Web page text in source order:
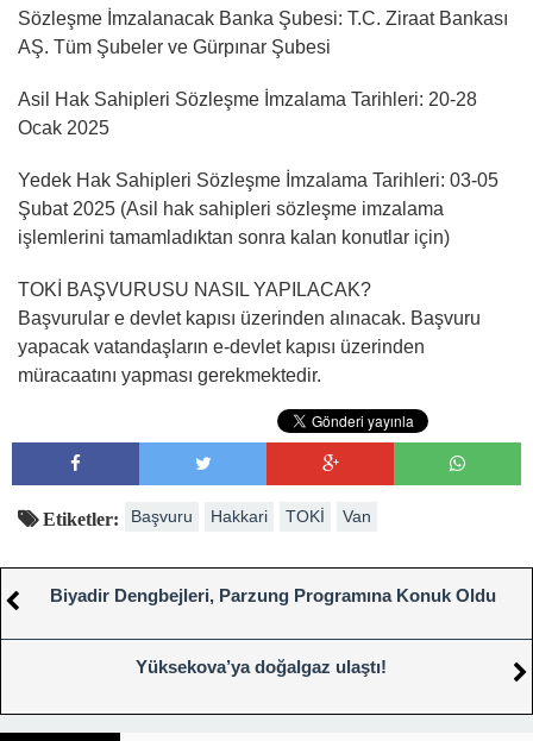
Sözleşme İmzalanacak Banka Şubesi: T.C. Ziraat Bankası
AŞ. Tüm Şubeler ve Gürpınar Şubesi
Asil Hak Sahipleri Sözleşme İmzalama Tarihleri: 20-28
Ocak 2025
Yedek Hak Sahipleri Sözleşme İmzalama Tarihleri: 03-05
Şubat 2025 (Asil hak sahipleri sözleşme imzalama
işlemlerini tamamladıktan sonra kalan konutlar için)
TOKİ BAŞVURUSU NASIL YAPILACAK?
Başvurular e devlet kapısı üzerinden alınacak. Başvuru
yapacak vatandaşların e-devlet kapısı üzerinden
müracaatını yapması gerekmektedir.
Etiketler: Başvuru Hakkari TOKİ Van
Biyadir Dengbejleri, Parzung Programına Konuk Oldu
Yüksekova’ya doğalgaz ulaştı!